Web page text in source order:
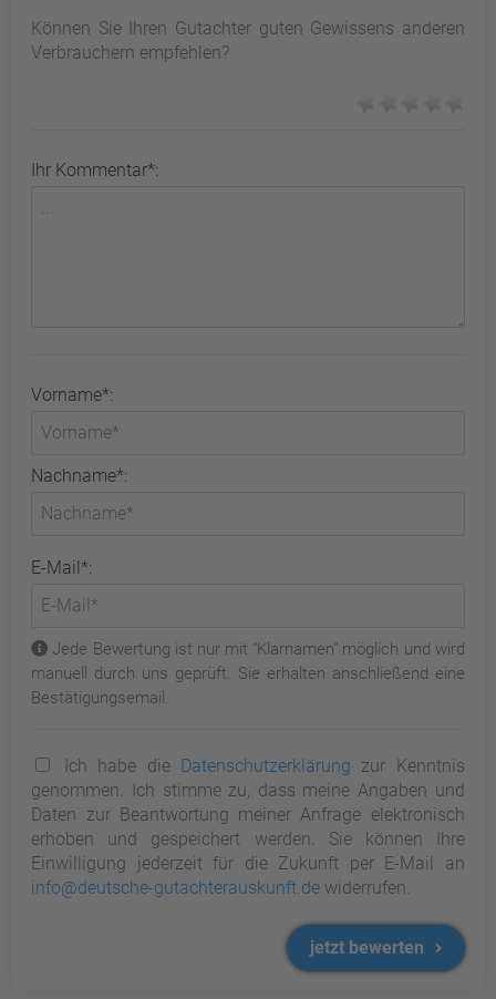
Können Sie Ihren Gutachter guten Gewissens anderen
Verbrauchern empfehlen?
Ihr Kommentar*:
Vorname*:
Nachname*:
E-Mail*:
Jede Bewertung ist nur mit "Klarnamen" möglich und wird
manuell durch uns geprüft. Sie erhalten anschließend eine
Bestätigungsemail.
Ich habe die Datenschutzerklärung zur Kenntnis
genommen. Ich stimme zu, dass meine Angaben und
Daten zur Beantwortung meiner Anfrage elektronisch
erhoben und gespeichert werden. Sie können Ihre
Einwilligung jederzeit für die Zukunft per E-Mail an
info@deutsche-gutachterauskunft.de widerrufen.
jetzt bewerten